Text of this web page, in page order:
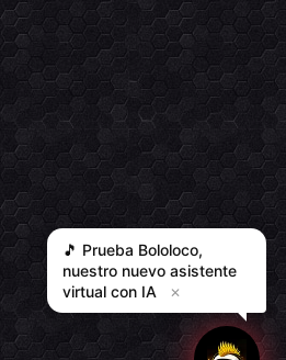
🎵 Prueba Bololoco,
nuestro nuevo asistente
virtual con IA
✕